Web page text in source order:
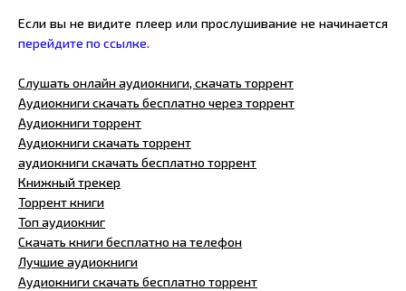
Если вы не видите плеер или прослушивание не начинается
перейдите по ссылке.
Слушать онлайн аудиокниги, скачать торрент
Аудиокниги скачать бесплатно через торрент
Аудиокниги торрент
Аудиокниги скачать торрент
аудиокниги скачать бесплатно торрент
Книжный трекер
Торрент книги
Топ аудиокниг
Скачать книги бесплатно на телефон
Лучшие аудиокниги
Аудиокниги скачать бесплатно торрент